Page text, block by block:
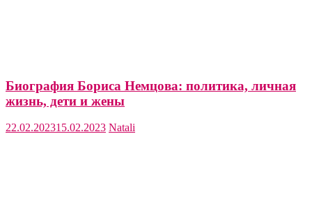
Биография Бориса Немцова: политика, личная
жизнь, дети и жены
22.02.202315.02.2023 Natali